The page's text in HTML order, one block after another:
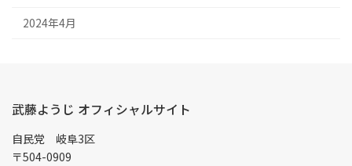
2024年4月
武藤ようじ オフィシャルサイト
自民党 岐阜3区
〒504-0909